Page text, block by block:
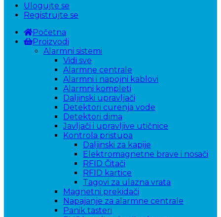
Ulogujte se
Registrujte se
Početna
Proizvodi
Alarmni sistemi
Vidi sve
Alarmne centrale
Alarmni i napojni kablovi
Alarmni kompleti
Daljinski upravljači
Detektori curenja vode
Detektori dima
Javljači i upravljive utičnice
Kontrola pristupa
Daljinski za kapije
Elektromagnetne brave i nosači
RFID Čitači
RFID kartice
Tagovi za ulazna vrata
Magnetni prekidači
Napajanje za alarmne centrale
Panik tasteri